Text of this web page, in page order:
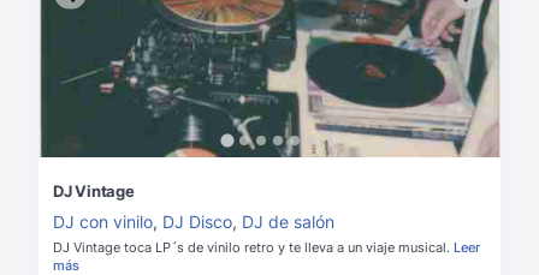
DJ Vintage
DJ con vinilo, DJ Disco, DJ de salón
DJ Vintage toca LP´s de vinilo retro y te lleva a un viaje musical. Leer
más